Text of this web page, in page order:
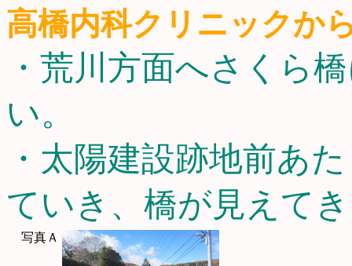
高橋内科クリニックか
・荒川方面へさくら
い。
・太陽建設跡地前あ
ていき、橋が見えて
写真Ａ